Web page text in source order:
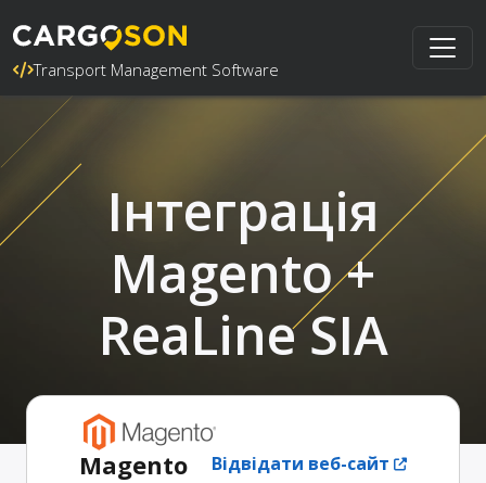
Transport Management Software
Інтеграція
Magento +
ReaLine SIA
Magento Відвідати веб-сайт